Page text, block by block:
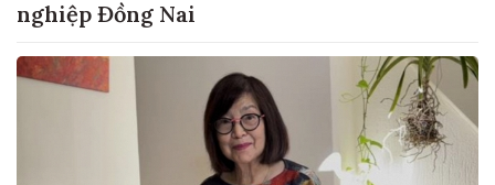
nghiệp Đồng Nai